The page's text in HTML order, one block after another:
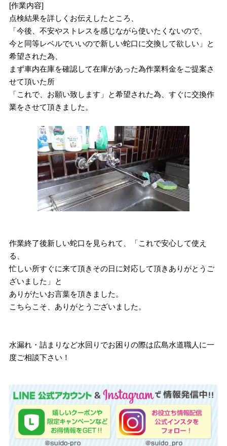
[作業内容]
点検結果を詳しくお伝えしたところ、
「今後、不安やストレスを感じながら使いたくないので、
今と同等レベルでいいので新しい蛇口に交換して欲しい」と
希望された為、
まず車内在庫を確認して在庫があった為作業料金をご提案さ
せて頂いた所
「これで、お願い致します」と希望された為、すぐに交換作
業をさせて頂きました。
作業終了後新しい蛇口を見られて、「これで安心して使え
る、
忙しい所すぐに来て頂きその日に対応して頂きありがとうご
ざいました」と
ありがたいお言葉を頂きました。
こちらこそ、ありがとうございました。
水漏れ・詰まりなど水回りでお困りの際は広島水道職人に一
度ご相談下さい！